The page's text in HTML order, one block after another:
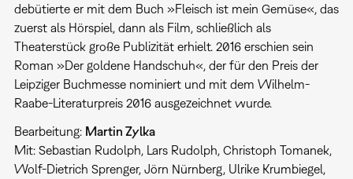
debütierte er mit dem Buch »Fleisch ist mein Gemüse«, das
zuerst als Hörspiel, dann als Film, schließlich als
Theaterstück große Publizität erhielt. 2016 erschien sein
Roman »Der goldene Handschuh«, der für den Preis der
Leipziger Buchmesse nominiert und mit dem Wilhelm-
Raabe-Literaturpreis 2016 ausgezeichnet wurde.
Bearbeitung: Martin Zylka
Mit: Sebastian Rudolph, Lars Rudolph, Christoph Tomanek,
Wolf-Dietrich Sprenger, Jörn Nürnberg, Ulrike Krumbiegel,